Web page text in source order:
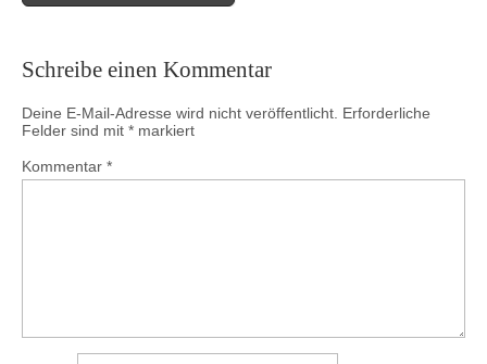
Schreibe einen Kommentar
Deine E-Mail-Adresse wird nicht veröffentlicht. Erforderliche
Felder sind mit * markiert
Kommentar *